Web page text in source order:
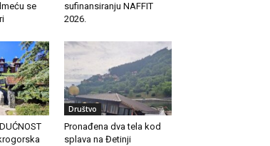
se
sufinansiranju NAFFIT
2026.
Društvo
Pronađena dva tela kod
splava na Đetinji